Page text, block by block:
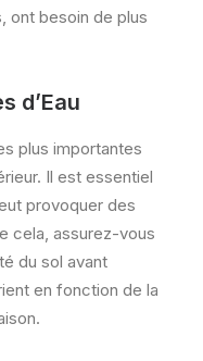
ont besoin de plus
d’Eau
plus importantes
Il est essentiel
provoquer des
cela, assurez-vous
du sol avant
en fonction de la